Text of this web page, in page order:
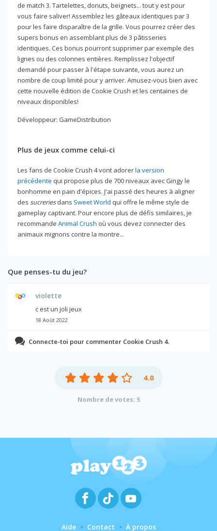
de match 3. Tartelettes, donuts, beignets... tout y est pour
vous faire saliver! Assemblez les gâteaux identiques par 3
pour les faire disparaître de la grille. Vous pourrez créer des
supers bonus en assemblant plus de 3 pâtisseries
identiques. Ces bonus pourront supprimer par exemple des
lignes ou des colonnes entières. Remplissez l'objectif
demandé pour passer à l'étape suivante, vous aurez un
nombre de coup limité pour y arriver. Amusez-vous bien avec
cette nouvelle édition de Cookie Crush et les centaines de
niveaux disponibles!
Développeur: GameDistribution
Plus de jeux comme celui-ci
Les fans de Cookie Crush 4 vont adorerla version
précédente qui propose plus de 700 niveaux avec Gingy le
bonhomme en pain d'épices. J'ai passé des heures à aligner
des sucreriesdans Sweet World qui offre le même style de
gameplay captivant. Pour encore plus de défis similaires, je
recommande Animal Crush où vous devez connecter des
animaux mignons contre la montre...
Que penses-tu du jeu?
violette
c est un joli jeux
18 Août 2022
Connecte-toi pour commenter Cookie Crush 4.
4.0
Nombre de votes: 5
Aide Contact À propos